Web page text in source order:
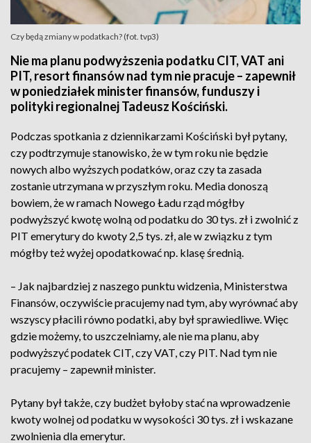
Czy będą zmiany w podatkach? (fot. tvp3)
Nie ma planu podwyższenia podatku CIT, VAT ani
PIT, resort finansów nad tym nie pracuje – zapewnił
w poniedziałek minister finansów, funduszy i
polityki regionalnej Tadeusz Kościński.
Podczas spotkania z dziennikarzami Kościński był pytany,
czy podtrzymuje stanowisko, że w tym roku nie będzie
nowych albo wyższych podatków, oraz czy ta zasada
zostanie utrzymana w przyszłym roku. Media donoszą
bowiem, że w ramach Nowego Ładu rząd mógłby
podwyższyć kwotę wolną od podatku do 30 tys. zł i zwolnić z
PIT emerytury do kwoty 2,5 tys. zł, ale w związku z tym
mógłby też wyżej opodatkować np. klasę średnią.
– Jak najbardziej z naszego punktu widzenia, Ministerstwa
Finansów, oczywiście pracujemy nad tym, aby wyrównać aby
wszyscy płacili równo podatki, aby był sprawiedliwe. Więc
gdzie możemy, to uszczelniamy, ale nie ma planu, aby
podwyższyć podatek CIT, czy VAT, czy PIT. Nad tym nie
pracujemy – zapewnił minister.
Pytany był także, czy budżet byłoby stać na wprowadzenie
kwoty wolnej od podatku w wysokości 30 tys. zł i wskazane
zwolnienia dla emerytur.